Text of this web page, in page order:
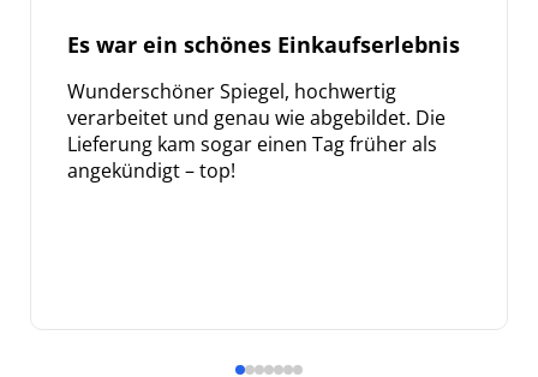
Es war ein schönes Einkaufserlebnis
Wunderschöner Spiegel, hochwertig
verarbeitet und genau wie abgebildet. Die
Lieferung kam sogar einen Tag früher als
angekündigt – top!